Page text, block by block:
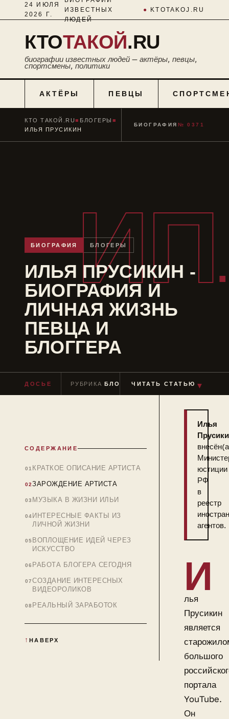
24 ИЮЛЯ
2026 Г.
ИЗВЕСТНЫХ
ЛЮДЕЙ
● KTOTAKOJ.RU
КТОТАКОЙ.RU
биографии известных людей — актёры, певцы,
спортсмены, политики
АКТЁРЫ ПЕВЦЫ
ИП
КТО ТАКОЙ.RU■ БЛОГЕРЫ ■
ИЛЬЯ ПРУСИКИН
БИОГРАФИЯ № 0371
БИОГРАФИЯ БЛОГЕРЫ
ИЛЬЯ ПРУСИКИН -
БИОГРАФИЯ И
ЛИЧНАЯ ЖИЗНЬ
ПЕВЦА И
БЛОГГЕРА
ДОСЬЕ РУБРИКАБЛОГЕРЫ ЧТЕНИЕ≈ 10 МИН
ЧИТАТЬ СТАТЬЮ ▼
СОДЕРЖАНИЕ
КРАТКОЕ ОПИСАНИЕ АРТИСТА
ЗАРОЖДЕНИЕ АРТИСТА
МУЗЫКА В ЖИЗНИ ИЛЬИ
ИНТЕРЕСНЫЕ ФАКТЫ ИЗ
ЛИЧНОЙ ЖИЗНИ
ВОПЛОЩЕНИЕ ИДЕЙ ЧЕРЕЗ
ИСКУССТВО
РАБОТА БЛОГЕРА СЕГОДНЯ
СОЗДАНИЕ ИНТЕРЕСНЫХ
ВИДЕОРОЛИКОВ
РЕАЛЬНЫЙ ЗАРАБОТОК
НАВЕРХ
Илья
юстиции
РФ
в
реестр
агентов.
И
лья
Прусикин
является
большого
портала
YouTube.
Он